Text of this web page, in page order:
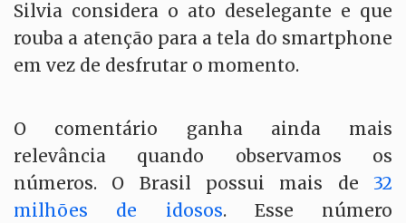
Silvia considera o ato deselegante e que
rouba a atenção para a tela do smartphone
em vez de desfrutar o momento.
O comentário ganha ainda mais
relevância quando observamos os
números. O Brasil possui mais de 32
milhões de idosos. Esse número